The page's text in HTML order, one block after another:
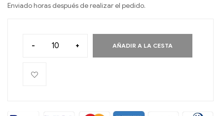
Enviado horas después de realizar el pedido.
- + AÑADIR A LA CESTA